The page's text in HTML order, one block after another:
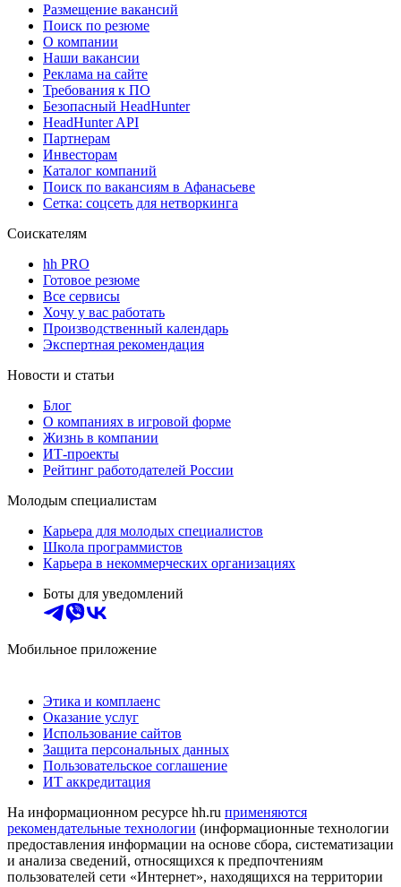
Размещение вакансий
Поиск по резюме
О компании
Наши вакансии
Реклама на сайте
Требования к ПО
Безопасный HeadHunter
HeadHunter API
Партнерам
Инвесторам
Каталог компаний
Поиск по вакансиям в Афанасьеве
Сетка: соцсеть для нетворкинга
Соискателям
hh PRO
Готовое резюме
Все сервисы
Хочу у вас работать
Производственный календарь
Экспертная рекомендация
Новости и статьи
Блог
О компаниях в игровой форме
Жизнь в компании
ИТ-проекты
Рейтинг работодателей России
Молодым специалистам
Карьера для молодых специалистов
Школа программистов
Карьера в некоммерческих организациях
Боты для уведомлений
Мобильное приложение
Этика и комплаенс
Оказание услуг
Использование сайтов
Защита персональных данных
Пользовательское соглашение
ИТ аккредитация
На информационном ресурсе hh.ru применяются
рекомендательные технологии (информационные технологии
предоставления информации на основе сбора, систематизации
и анализа сведений, относящихся к предпочтениям
пользователей сети «Интернет», находящихся на территории